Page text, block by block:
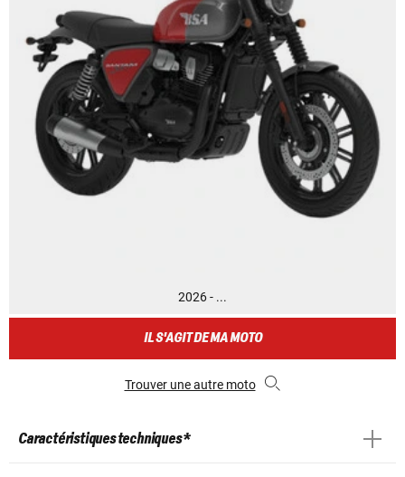
2026 - ...
IL S'AGIT DE MA MOTO
Trouver une autre moto
Caractéristiques techniques *